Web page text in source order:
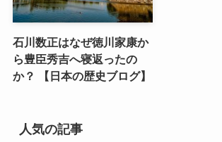
石川数正はなぜ徳川家康か
ら豊臣秀吉へ寝返ったの
か？ 【日本の歴史ブログ】
人気の記事